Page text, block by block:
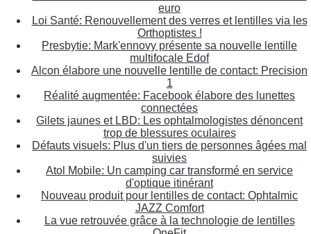
euro
Loi Santé: Renouvellement des verres et lentilles via les
Orthoptistes !
Presbytie: Mark'ennovy présente sa nouvelle lentille
multifocale Edof
Alcon élabore une nouvelle lentille de contact: Precision
1
Réalité augmentée: Facebook élabore des lunettes
connectées
Gilets jaunes et LBD: Les ophtalmologistes dénoncent
trop de blessures oculaires
Défauts visuels: Plus d'un tiers de personnes âgées mal
suivies
Atol Mobile: Un camping car transformé en service
d'optique itinérant
Nouveau produit pour lentilles de contact: Ophtalmic
JAZZ Comfort
La vue retrouvée grâce à la technologie de lentilles